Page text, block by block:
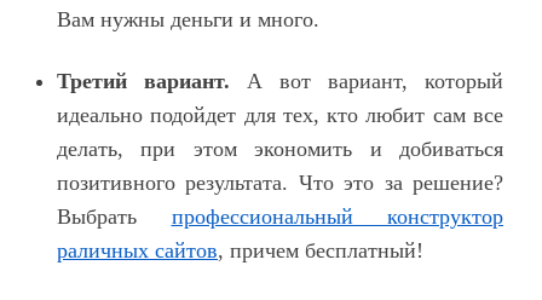
Вам нужны деньги и много.
Третий вариант. А вот вариант, который
идеально подойдет для тех, кто любит сам все
делать, при этом экономить и добиваться
позитивного результата. Что это за решение?
Выбрать профессиональный конструктор
раличных сайтов, причем бесплатный!